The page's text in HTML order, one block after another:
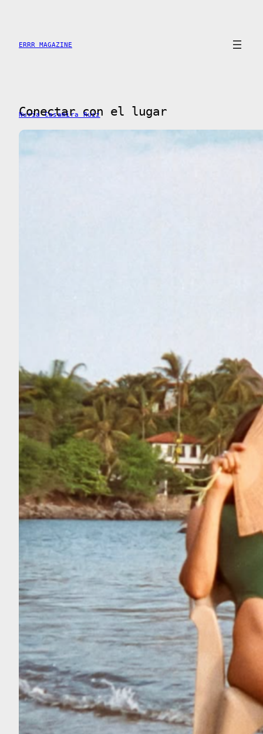
contenido
ERRR MAGAZINE
Conectar con el lugar
Nuria Casamira Ruiz